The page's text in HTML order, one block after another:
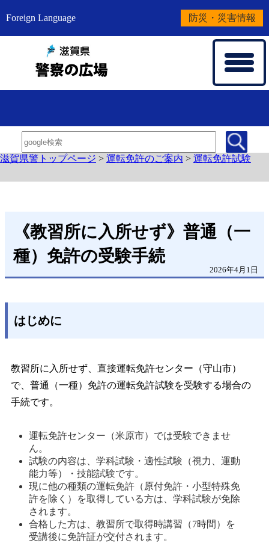
Foreign Language 防災・災害情報
滋賀県警トップページ > 運転免許のご案内 > 運転免許試験
《教習所に入所せず》普通（一
種）免許の受験手続
2026年4月1日
はじめに
教習所に入所せず、直接運転免許センター（守山市）
で、普通（一種）免許の運転免許試験を受験する場合の
手続です。
運転免許センター（米原市）では受験できませ
ん。
試験の内容は、学科試験・適性試験（視力、運動
能力等）・技能試験です。
現に他の種類の運転免許（原付免許・小型特殊免
許を除く）を取得している方は、学科試験が免除
されます。
合格した方は、教習所で取得時講習（7時間）を
受講後に免許証が交付されます。